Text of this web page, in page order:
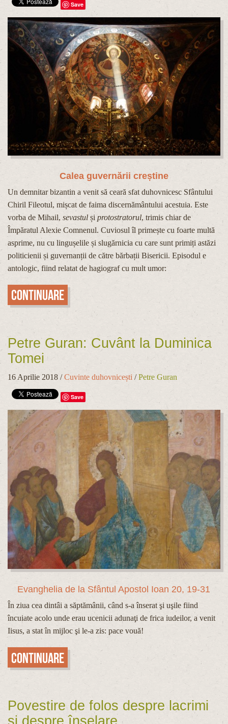
Save
Calea guvernării creștine
Un demnitar bizantin a venit să ceară sfat duhovnicesc Sfântului
Chiril Fileotul, mișcat de faima discernământului acestuia. Este
vorba de Mihail, sevastul șiprotostratorul, trimis chiar de
Împăratul Alexie Comnenul. Cuviosul îl primește cu foarte multă
asprime, nu cu lingușelile și slugărnicia cu care sunt primiți astăzi
politicienii și guvernanții de către bărbații Bisericii. Episodul e
antologic, fiind relatat de hagiograf cu mult umor:
Continuare
Petre Guran: Cuvânt la Duminica
Tomei
16 Aprilie 2018 /Cuvinte duhovnicești /Petre Guran
Save
Evanghelia de la Sfântul Apostol Ioan 20, 19-31
În ziua cea dintâi a săptămânii, când s-a înserat şi uşile fiind
încuiate acolo unde erau ucenicii adunaţi de frica iudeilor, a venit
Iisus, a stat în mijloc şi le-a zis: pace vouă!
Continuare
Povestire de folos despre lacrimi